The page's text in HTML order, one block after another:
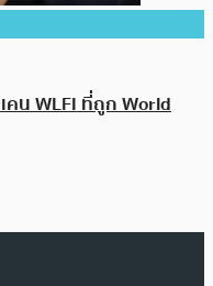
คน WLFI ที่ถูก World